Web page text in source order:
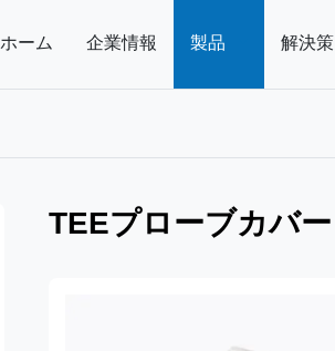
ホーム 企業情報 製品 解決策
TEEプローブカバー